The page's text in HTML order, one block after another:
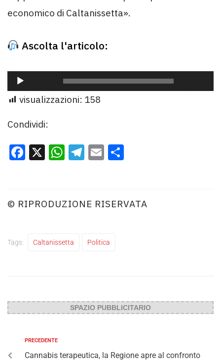
economico di Caltanissetta».
Ascolta l'articolo:
Audio
Player
visualizzazioni: 158
Condividi:
Facebook
X WhatsApp
Telegram
Email
© RIPRODUZIONE RISERVATA
Tags: Caltanissetta Politica
SPAZIO PUBBLICITARIO
PRECEDENTE
Cannabis terapeutica, la Regione apre al confronto